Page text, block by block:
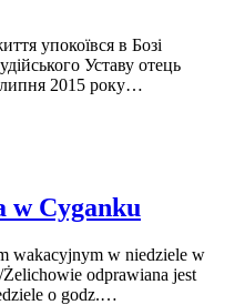
упокоївся в Бозі
Уставу отець
2015 року…
w Cyganku
wakacyjnym w niedziele w
odprawiana jest
o godz.…